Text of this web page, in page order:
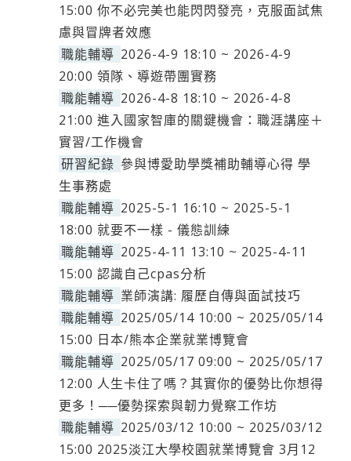
15:00 你不必完美也能閃閃發亮，克服面試焦
慮與冒牌者效應
職能輔導 2026-4-9 18:10 ~ 2026-4-9
20:00 領隊、導遊帶團實務
職能輔導 2026-4-8 18:10 ~ 2026-4-8
21:00 進入國家智庫的關鍵機會：職涯講座＋
實習/工作機會
研習紀錄 參與博愛助學獎補助輔導心得 學
生事務處
職能輔導 2025-5-1 16:10 ~ 2025-5-1
18:00 就要不一樣 - 儀態訓練
職能輔導 2025-4-11 13:10 ~ 2025-4-11
15:00 認識自己cpas分析
職能輔導 業師演講: 履歷自傳與面試技巧
職能輔導 2025/05/14 10:00 ~ 2025/05/14
15:00 日本/熊本企業就業博覽會
職能輔導 2025/05/17 09:00 ~ 2025/05/17
12:00 人生卡住了嗎？其實你的優勢比你想得
更多！──優勢探索與韌力覺察工作坊
職能輔導 2025/03/12 10:00 ~ 2025/03/12
15:00 2025淡江大學校園就業博覽會 3月12